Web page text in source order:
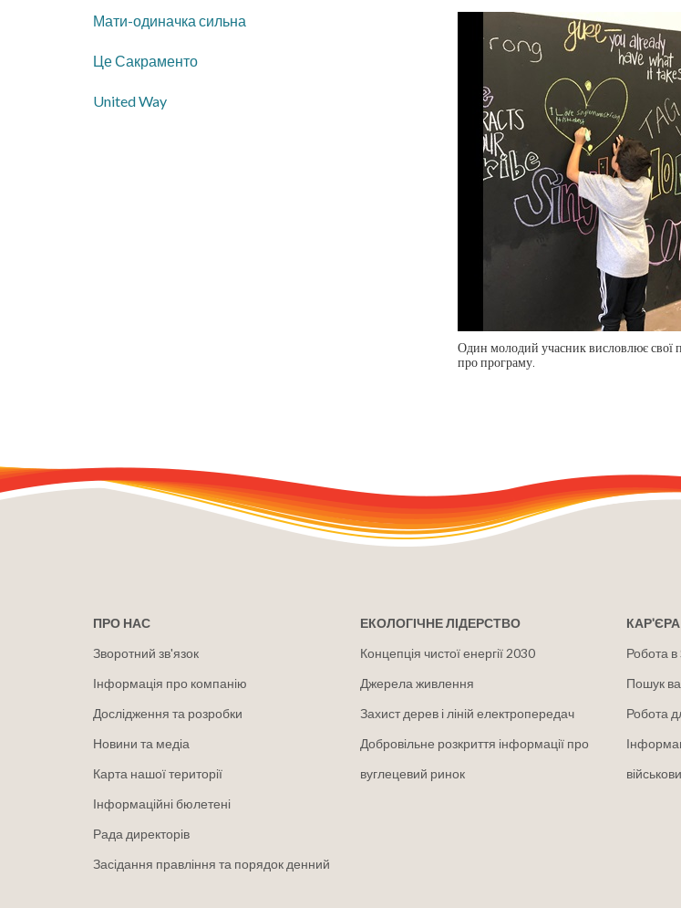
Один молодий учасник висловлює свої
про програму.
Мати-одиначка сильна
Це Сакраменто
United Way
ПРО НАС
Зворотний зв'язок
Інформація про компанію
Дослідження та розробки
Новини та медіа
Карта нашої території
Інформаційні бюлетені
Рада директорів
Засідання правління та порядок денний
ЕКОЛОГІЧНЕ ЛІДЕРСТВО
Концепція чистої енергії 2030
Джерела живлення
Захист дерев і ліній електропередач
Добровільне розкриття інформації про
вуглецевий ринок
КАР'ЄРА
Робота в
Пошук
Робота